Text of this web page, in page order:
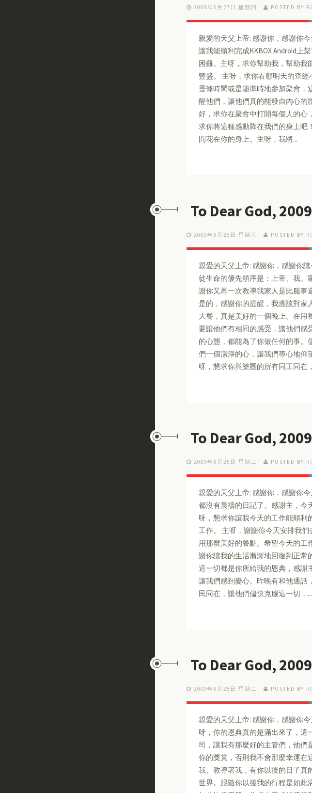
2009年8月27日 星期四 POSTED BY
親愛的天父上帝: 感謝你，感謝你
讓我能順利完成KKBOX Android上
困難。主呀，求你幫助我，幫助我
豐盛。 主呀，求你看顧明天的查
靈修時間或是能準時地參加聚會，
醒他們，讓他們真的能發自內心的
好，求你在聚會中打開每個人的心
求你將這種感動降在我們的身上吧
間花在你的身上。主呀，我將...
To Dear God,
2009年8月26日 星期三 POSTED BY
親愛的天父上帝: 感謝你，感謝你
徒生命的優先順序是：上帝、我、
謝你又再一次教導我家人是比服事
是的，感謝你的提醒，我應該對家
大餐，真是美好的一個晚上。在
要讓他們有相同的感受，讓他們感
的心態，都能為了你做任何的事
們一個潔淨的心，讓我們專心地仰
呀，懇求你與樂團的所有同工同在
To Dear God,
2009年8月25日 星期二 POSTED BY
親愛的天父上帝: 感謝你，感謝你
都沒有晨禱的日記了。感謝主，今
呀，懇求你讓我今天的工作能順利
工作。 主呀，謝謝你今天安排我
用那麼美好的餐點。希望今天的
謝你讓我的生活漸漸地回復到正常
這一切都是你所給我的恩典，感謝
讓我們感到憂心。昨晚有和他通話
民同在，讓他們儘快克服這一切，...
To Dear God,
2009年8月25日 星期二 POSTED BY
親愛的天父上帝: 感謝你，感謝你
呀，你的恩典真的是滿出來了，這
司，讓我有那麼好的主管們，他們
你的獎賞，否則我不會那麼幸運在
我、教導著我，有你以後的日子真
世界。跟隨你以後我的行程是如此